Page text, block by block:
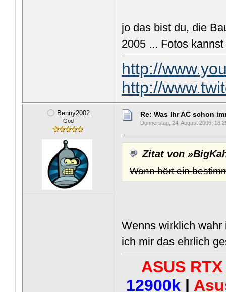
jo das bist du, die
2005 ... Fotos
http://
http://
Benny2002
God
Re: Was Ihr AC schon
Donnerstag, 24. August 2006,
Zitat von
Wann hört ein
Wenns wirklich
ich mir das ehrlich
ASUS
12900k |